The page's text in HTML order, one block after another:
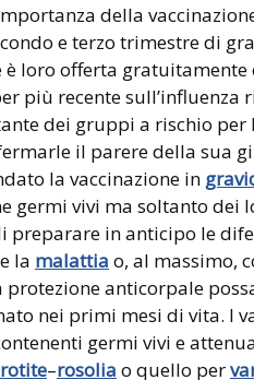
della
e terzo trimestre di
è loro offerta gratuitamente
più recente sull’influenza
dei gruppi a rischio per
il parere della sua
la vaccinazione in
germi vivi ma soltanto dei
preparare in anticipo le
la malattia o, al massimo,
protezione anticorpale
nei primi mesi di vita. I
germi vivi e
–rosolia o quello per